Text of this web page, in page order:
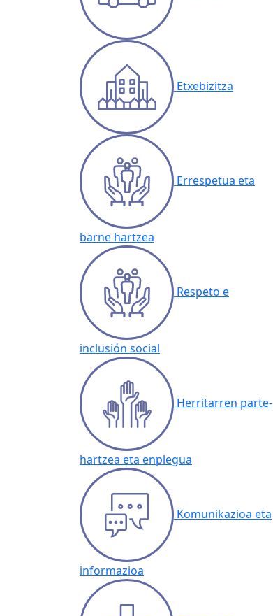
Etxebizitza
Errespetua eta
barne hartzea
Respeto e
inclusión social
Herritarren parte-
hartzea eta enplegua
Komunikazioa eta
informazioa